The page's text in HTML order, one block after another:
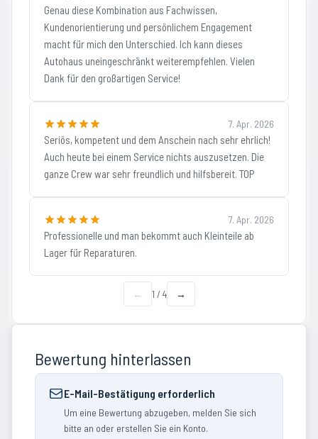
Genau diese Kombination aus Fachwissen,
Kundenorientierung und persönlichem Engagement
macht für mich den Unterschied. Ich kann dieses
Autohaus uneingeschränkt weiterempfehlen. Vielen
Dank für den großartigen Service!
7. Apr. 2026
Seriös, kompetent und dem Anschein nach sehr ehrlich!
Auch heute bei einem Service nichts auszusetzen. Die
ganze Crew war sehr freundlich und hilfsbereit. TOP
7. Apr. 2026
Professionelle und man bekommt auch Kleinteile ab
Lager für Reparaturen.
← 1 / 4 →
Bewertung hinterlassen
E-Mail-Bestätigung erforderlich
Um eine Bewertung abzugeben, melden Sie sich
bitte an oder erstellen Sie ein Konto.